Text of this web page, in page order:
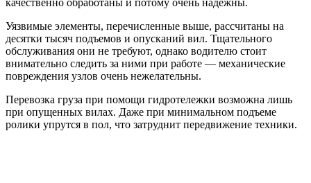
Уязвимые элементы, перечисленные выше, рассчитаны на
десятки тысяч подъемов и опусканий вил. Тщательного
обслуживания они не требуют, однако водителю стоит
внимательно следить за ними при работе — механические
повреждения узлов очень нежелательны.
Перевозка груза при помощи гидротележки возможна лишь
при опущенных вилах. Даже при минимальном подъеме
ролики упрутся в пол, что затруднит передвижение техники.